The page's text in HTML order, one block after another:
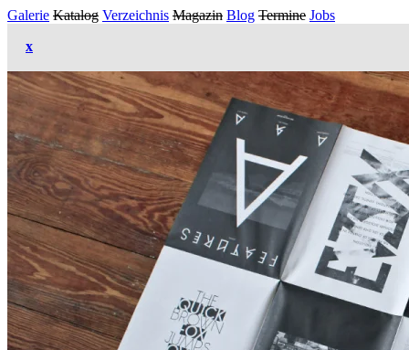
Galerie Katalog Verzeichnis Magazin Blog Termine Jobs
x